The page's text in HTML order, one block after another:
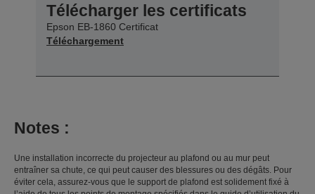
Télécharger les certificats
Epson EB-1860 Certificat
Téléchargement
Notes :
Une installation incorrecte du projecteur au plafond ou au mur peut
entraîner sa chute, ce qui peut causer des blessures ou des dégâts. Pour
éviter cela, assurez-vous que le support de plafond est solidement fixé à